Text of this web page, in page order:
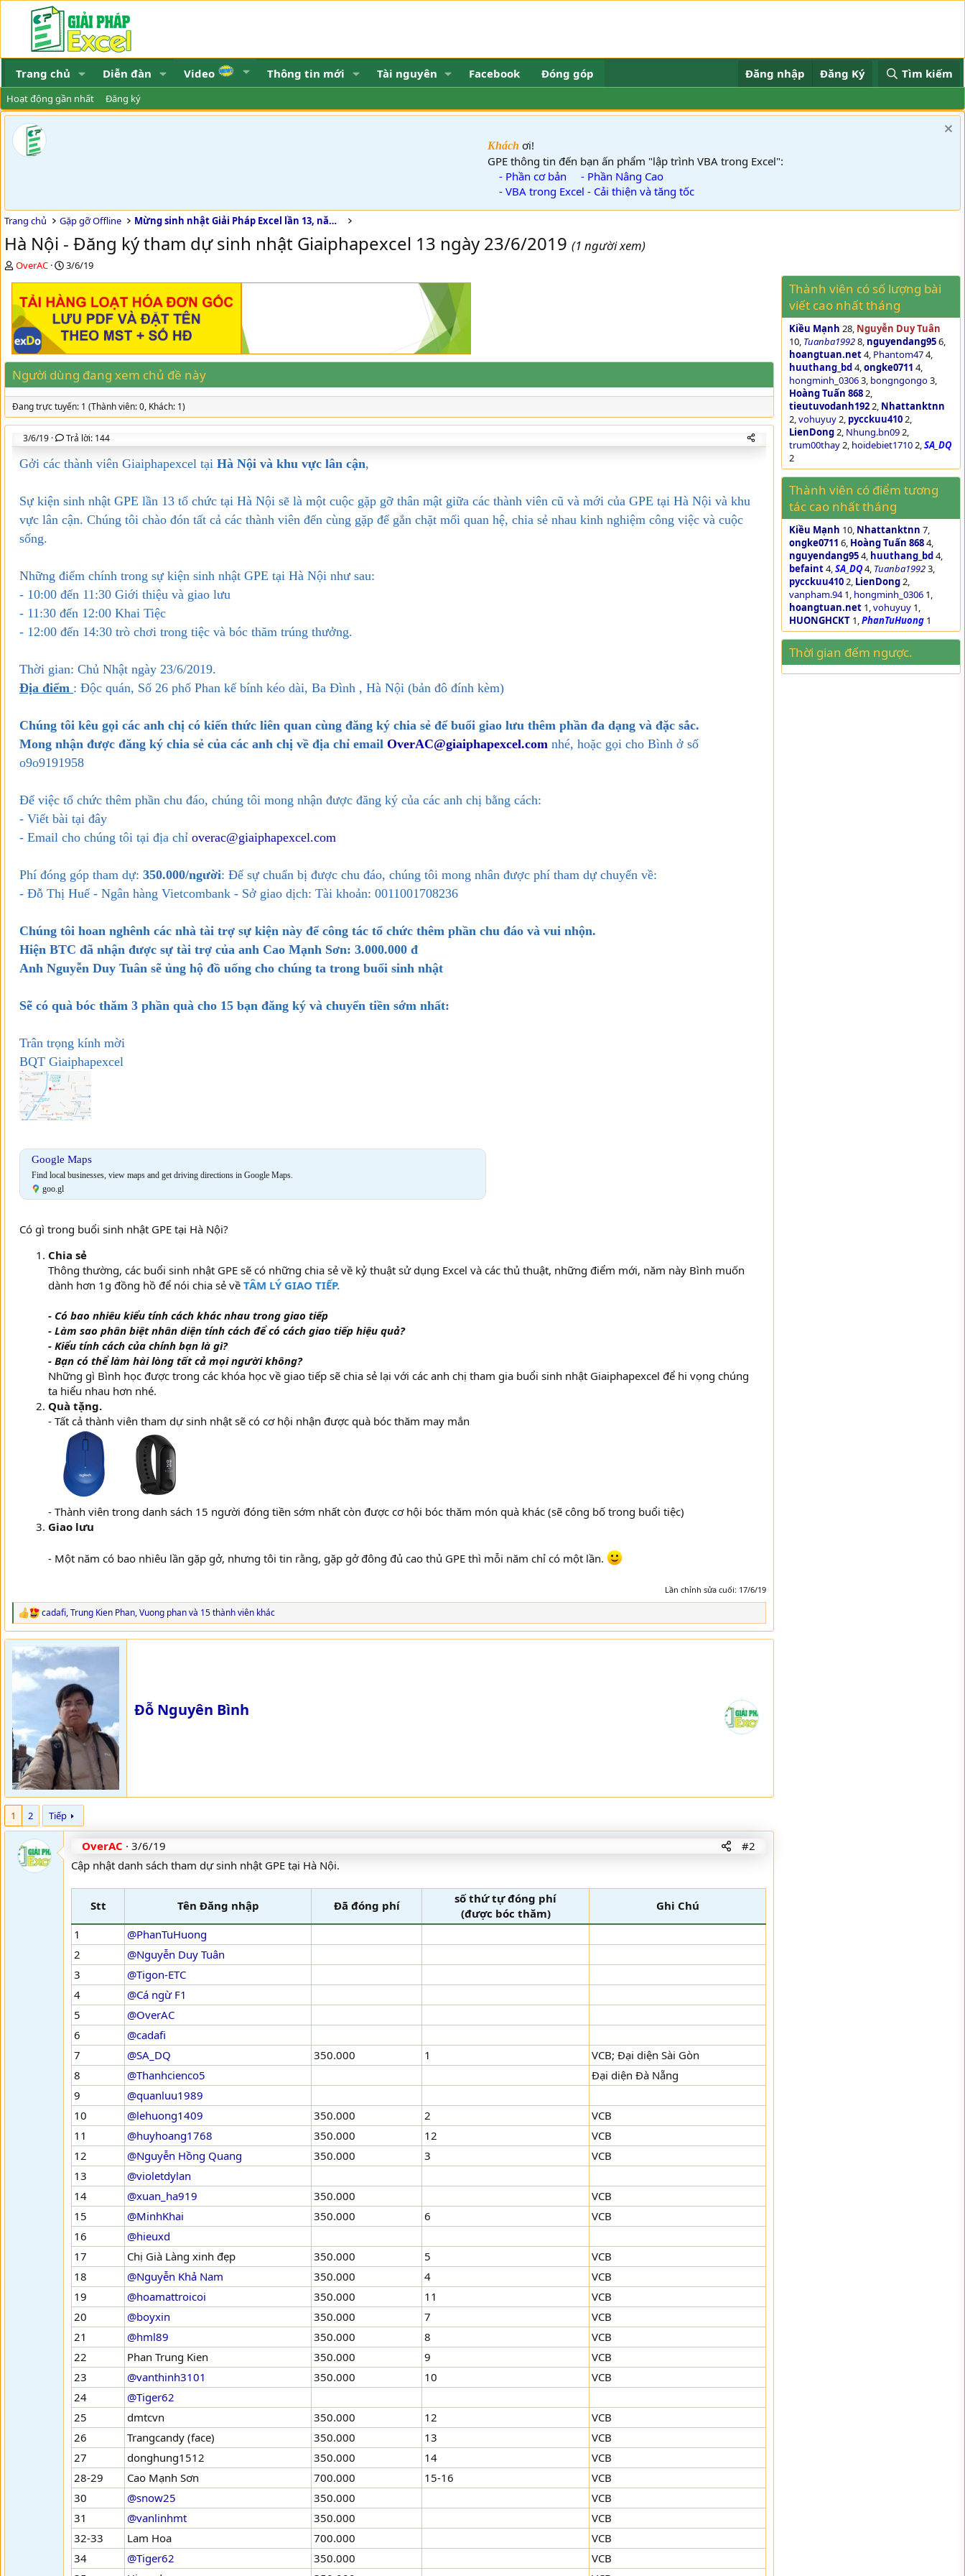
Trang chủ Diễn đàn Video Thông tin mới Tài nguyên Facebook Đóng góp Đăng nhập Đăng Ký Tìm kiếm
Hoạt động gần nhất Đăng ký
Khách ơi!
GPE thông tin đến bạn ấn phẩm "lập trình VBA trong Excel":
- Phần cơ bản- Phần Nâng Cao
- VBA trong Excel - Cải thiện và tăng tốc
Trang chủ Gặp gỡ Offline Mừng sinh nhật Giải Pháp Excel lần 13, năm 2019
Hà Nội - Đăng ký tham dự sinh nhật Giaiphapexcel 13 ngày 23/6/2019 (1 người xem)
T
e
a
d
s
t
a
r
t
e
r
OverAC
N
y
g
ử
i
3/6/19
Người dùng đang xem chủ đề này
Đang trực tuyến: 1 (Thành viên: 0, Khách: 1)
3/6/19 Trả lời: 144
Gởi các thành viên Giaiphapexcel tại Hà Nội và khu vực lân cận,
Sự kiện sinh nhật GPE lần 13 tổ chức tại Hà Nội sẽ là một cuộc gặp gỡ thân mật giữa các thành viên cũ và mới của GPE tại Hà Nội và khu
vực lân cận. Chúng tôi chào đón tất cả các thành viên đến cùng gặp để gắn chặt mối quan hệ, chia sẻ nhau kinh nghiệm công việc và cuộc
sống.
Những điểm chính trong sự kiện sinh nhật GPE tại Hà Nội như sau:
- 10:00 đến 11:30 Giới thiệu và giao lưu
- 11:30 đến 12:00 Khai Tiệc
- 12:00 đến 14:30 trò chơi trong tiệc và bóc thăm trúng thưởng.
Thời gian: Chủ Nhật ngày 23/6/2019.
Địa điểm : Độc quán, Số 26 phố Phan kế bính kéo dài, Ba Đình , Hà Nội (bản đô đính kèm)
Chúng tôi kêu gọi các anh chị có kiến thức liên quan cùng đăng ký chia sẻ để buổi giao lưu thêm phần đa dạng và đặc sắc.
Mong nhận được đăng ký chia sẻ của các anh chị về địa chỉ email OverAC@giaiphapexcel.com nhé, hoặc gọi cho Bình ở số
o9o9191958
Để việc tổ chức thêm phần chu đáo, chúng tôi mong nhận được đăng ký của các anh chị bằng cách:
- Viết bài tại đây
- Email cho chúng tôi tại địa chỉ overac@giaiphapexcel.com
Phí đóng góp tham dự: 350.000/người: Để sự chuẩn bị được chu đáo, chúng tôi mong nhân được phí tham dự chuyển về:
- Đỗ Thị Huế - Ngân hàng Vietcombank - Sở giao dịch: Tài khoản: 0011001708236
Chúng tôi hoan nghênh các nhà tài trợ sự kiện này để công tác tổ chức thêm phần chu đáo và vui nhộn.
Hiện BTC đã nhận được sự tài trợ của anh Cao Mạnh Sơn: 3.000.000 đ
Anh Nguyễn Duy Tuân sẽ ủng hộ đồ uống cho chúng ta trong buổi sinh nhật
Sẽ có quà bóc thăm 3 phần quà cho 15 bạn đăng ký và chuyển tiền sớm nhất:
Trân trọng kính mời
BQT Giaiphapexcel
Google Maps
Find local businesses, view maps and get driving directions in Google Maps.
goo.gl
Có gì trong buổi sinh nhật GPE tại Hà Nội?
Chia sẻ
Thông thường, các buổi sinh nhật GPE sẽ có những chia sẻ về kỷ thuật sử dụng Excel và các thủ thuật, những điểm mới, năm này Bình muốn
dành hơn 1g đồng hồ để nói chia sẻ về TÂM LÝ GIAO TIẾP.
- Có bao nhiêu kiểu tính cách khác nhau trong giao tiếp
- Làm sao phân biệt nhân diện tính cách để có cách giao tiếp hiệu quả?
- Kiểu tính cách của chính bạn là gì?
- Bạn có thể làm hài lòng tất cả mọi người không?
Những gì Bình học được trong các khóa học về giao tiếp sẽ chia sẻ lại với các anh chị tham gia buổi sinh nhật Giaiphapexcel để hi vọng chúng
ta hiểu nhau hơn nhé.
Quà tặng.
- Tất cả thành viên tham dự sinh nhật sẽ có cơ hội nhận được quà bóc thăm may mắn
- Thành viên trong danh sách 15 người đóng tiền sớm nhất còn được cơ hội bóc thăm món quà khác (sẽ công bố trong buổi tiệc)
Giao lưu
- Một năm có bao nhiêu lần gặp gở, nhưng tôi tin rằng, gặp gở đông đủ cao thủ GPE thì mỗi năm chỉ có một lần.
Lần chỉnh sửa cuối: 17/6/19
R
e
a
c
t
i
:
cadafi,Trung Kien Phan,Vuong phanvà 15 thành viên khác
Đỗ Nguyên Bình
1 2 Tiếp
OverAC 3/6/19
#2
Cập nhật danh sách tham dự sinh nhật GPE tại Hà Nội.
Stt Tên Đăng nhập Đã đóng phí
số thứ tự đóng phí
(được bóc thăm)
Ghi Chú
1
@PhanTuHuong
2
@Nguyễn Duy Tuân
3
@Tigon-ETC
4
@Cá ngừ F1
5
@OverAC
6
@cadafi
7
@SA_DQ 350.000 1
VCB; Đại diện Sài Gòn
8
@Thanhcienco5
Đại diện Đà Nẵng
9
@quanluu1989
10
@lehuong1409 350.000 2
VCB
11
@huyhoang1768 350.000 12
VCB
12
@Nguyễn Hồng Quang 350.000 3
VCB
13
@violetdylan
14
@xuan_ha919 350.000
VCB
15
@MinhKhai 350.000 6
VCB
16
@hieuxd
17
Chị Già Làng xinh đẹp 350.000 5
VCB
18
@Nguyễn Khả Nam 350.000 4
VCB
19
@hoamattroicoi 350.000 11
VCB
20
@boyxin 350.000 7
VCB
21
@hml89 350.000 8
VCB
22
Phan Trung Kien 350.000 9
VCB
23
@vanthinh3101 350.000 10
VCB
24
@Tiger62
25
dmtcvn 350.000 12
VCB
26
Trangcandy (face) 350.000 13
VCB
27
donghung1512 350.000 14
VCB
28-29
Cao Mạnh Sơn 700.000 15-16
VCB
30
@snow25 350.000
VCB
31
@vanlinhmt 350.000
VCB
32-33
Lam Hoa 700.000
VCB
34
@Tiger62 350.000
VCB
Thành viên có số lượng bài
viết cao nhất tháng
Kiều Mạnh 28 Nguyễn Duy Tuân
10 Tuanba19928 nguyendang956
hoangtuan.net4 Phantom474
huuthang_bd4 ongke0711 4
hongminh_03063 bongngongo3
Hoàng Tuấn 8682
tieutuvodanh1922 Nhattanktnn
2 vohuyuy2 pycckuu4102
LienDong2 Nhung.bn092
trum00thay2 hoidebiet17102 SA_DQ
2
Thành viên có điểm tương
tác cao nhất tháng
Kiều Mạnh 10 Nhattanktnn 7
ongke0711 6 Hoàng Tuấn 8684
nguyendang954 huuthang_bd4
befaint4 SA_DQ4 Tuanba19923
pycckuu4102 LienDong2
vanpham.941 hongminh_0306 1
hoangtuan.net 1 vohuyuy 1
HUONGHCKT 1 PhanTuHuong 1
Thời gian đếm ngược.